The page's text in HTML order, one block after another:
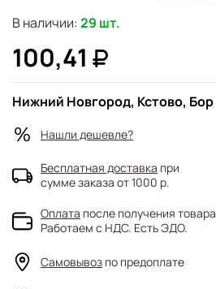
В наличии:29 шт.
100,41
Нижний Новгород, Кстово, Бор
Нашли дешевле?
Бесплатная доставка при
сумме заказа от 1000 р.
Оплата после получения товара
Работаем с НДС. Есть ЭДО.
Самовывоз по предоплате